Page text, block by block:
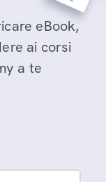
eBook,
ai corsi
a te